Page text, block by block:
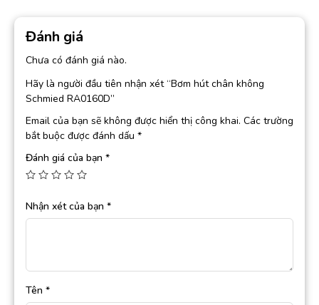
Đánh giá
Chưa có đánh giá nào.
Hãy là người đầu tiên nhận xét “Bơm hút chân không
Schmied RA0160D”
Email của bạn sẽ không được hiển thị công khai. Các trường
bắt buộc được đánh dấu *
Đánh giá của bạn *
Nhận xét của bạn *
Tên *